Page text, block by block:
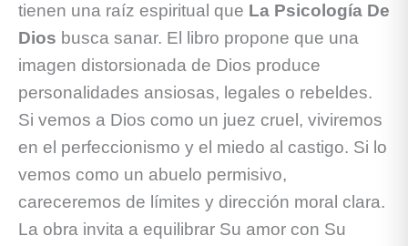
tienen una raíz espiritual que La Psicología De
Dios busca sanar. El libro propone que una
imagen distorsionada de Dios produce
personalidades ansiosas, legales o rebeldes.
Si vemos a Dios como un juez cruel, viviremos
en el perfeccionismo y el miedo al castigo. Si lo
vemos como un abuelo permisivo,
careceremos de límites y dirección moral clara.
La obra invita a equilibrar Su amor con Su